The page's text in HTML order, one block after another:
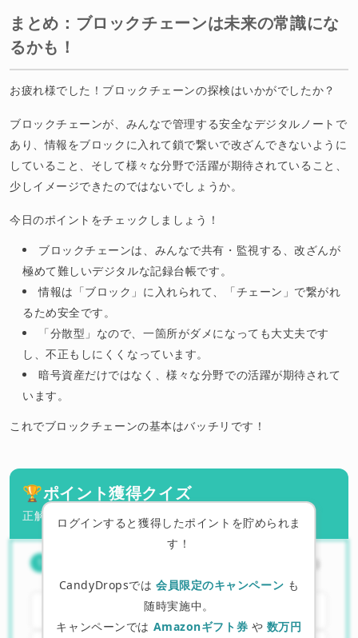
まとめ：ブロックチェーンは未来の常識にな
るかも！
お疲れ様でした！ブロックチェーンの探検はいかがでしたか？
ブロックチェーンが、みんなで管理する安全なデジタルノートで
あり、情報をブロックに入れて鎖で繋いで改ざんできないように
していること、そして様々な分野で活躍が期待されていること、
少しイメージできたのではないでしょうか。
今日のポイントをチェックしましょう！
ブロックチェーンは、みんなで共有・監視する、改ざんが
極めて難しいデジタルな記録台帳です。
情報は「ブロック」に入れられて、「チェーン」で繋がれ
るため安全です。
「分散型」なので、一箇所がダメになっても大丈夫です
し、不正もしにくくなっています。
暗号資産だけではなく、様々な分野での活躍が期待されて
います。
これでブロックチェーンの基本はバッチリです！
ログインすると獲得したポイントを貯められま
す！
CandyDropsでは 会員限定のキャンペーン も
随時実施中。
キャンペーンでは Amazonギフト券 や 数万円
🏆ポイント獲得クイズ
正解したらポイントを獲得できます！
1
は、後から簡単に書き換えられる？
）
A. はい、簡単に書き換えられます。